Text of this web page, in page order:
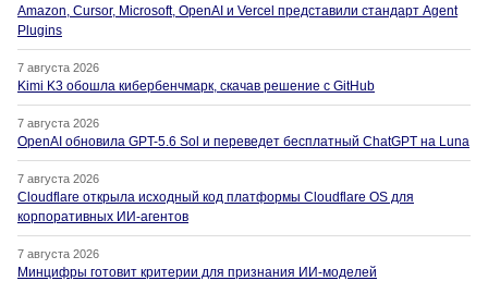
Amazon, Cursor, Microsoft, OpenAI и Vercel представили стандарт Agent
Plugins
7 августа 2026
Kimi K3 обошла кибербенчмарк, скачав решение с GitHub
7 августа 2026
OpenAI обновила GPT-5.6 Sol и переведет бесплатный ChatGPT на Luna
7 августа 2026
Cloudflare открыла исходный код платформы Cloudflare OS для
корпоративных ИИ-агентов
7 августа 2026
Минцифры готовит критерии для признания ИИ-моделей